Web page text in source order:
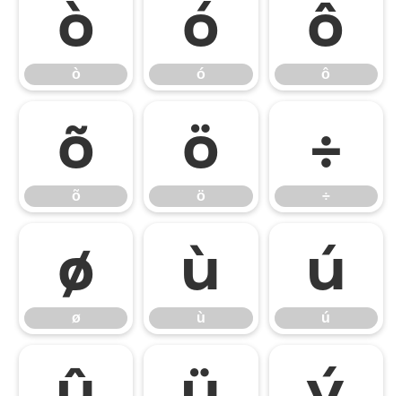
ò
ò
ó
ó
ô
ô
õ
õ
ö
ö
÷
÷
ø
ø
ù
ù
ú
ú